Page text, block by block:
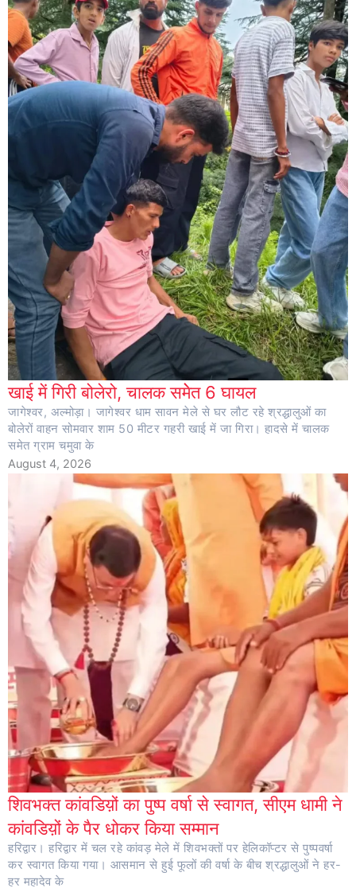
खाई में गिरी बोलेरो, चालक समेेत 6 घायल
जागेश्वर, अल्मोड़ा। जागेश्वर धाम सावन मेले से घर लौट रहे श्रद्धालुओं का
बोलेरों वाहन सोमवार शाम 50 मीटर गहरी खाई में जा गिरा। हादसे में चालक
समेत ग्राम चमुवा के
August 4, 2026
शिवभक्त कांवडिय़ों का पुष्प वर्षा से स्वागत, सीएम धामी ने
कांवडिय़ों के पैर धोकर किया सम्मान
हरिद्वार। हरिद्वार में चल रहे कांवड़ मेले में शिवभक्तों पर हेलिकॉप्टर से पुष्पवर्षा
कर स्वागत किया गया। आसमान से हुई फूलों की वर्षा के बीच श्रद्धालुओं ने हर-
हर महादेव के